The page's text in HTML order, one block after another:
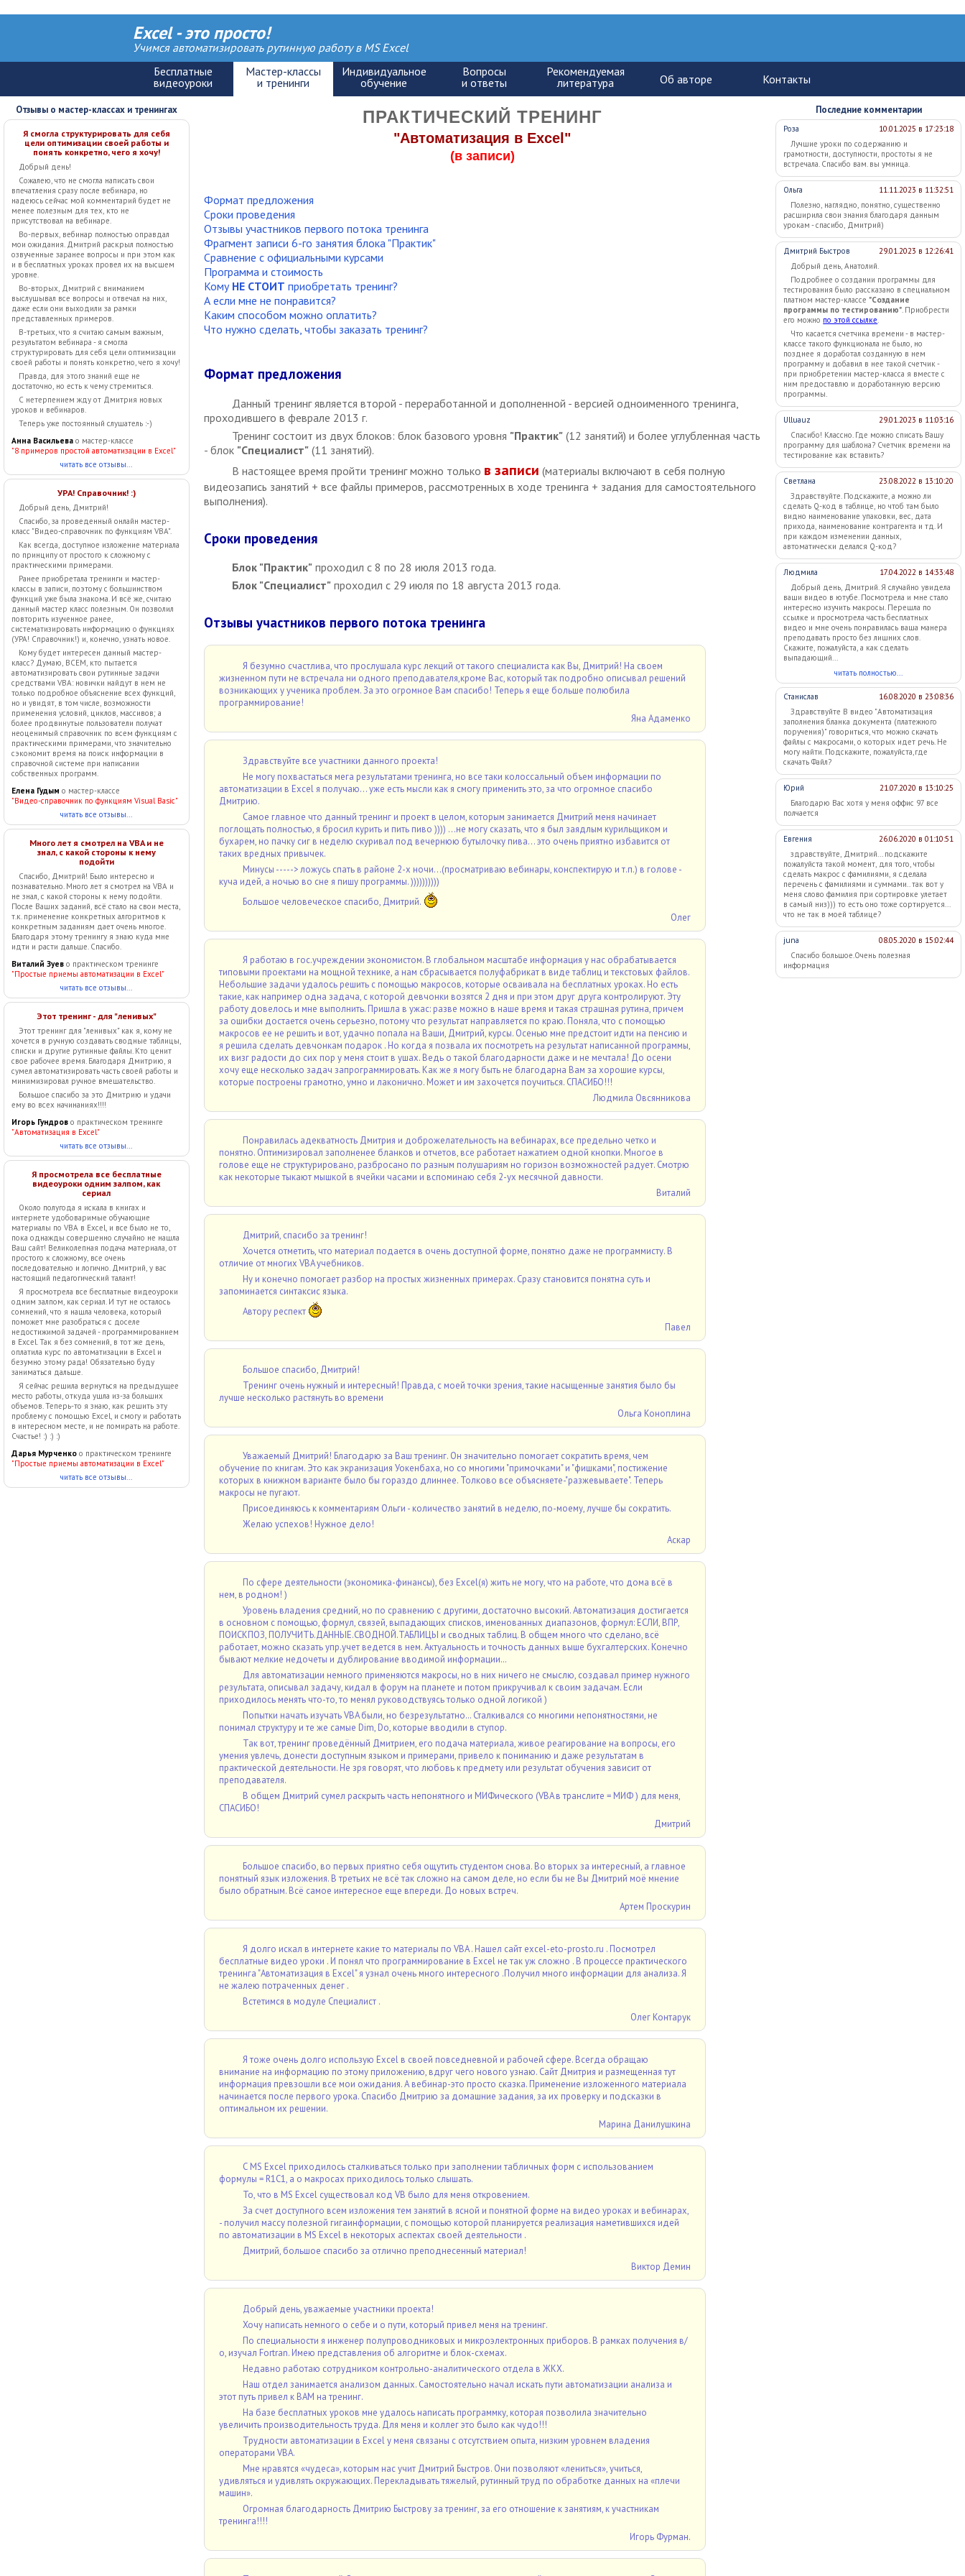
Excel - это просто!
Учимся автоматизировать рутинную работу в MS Excel
Отзывы о мастер-классах и тренингах
Я смогла структурировать для себя
цели оптимизации своей работы и
понять конкретно, чего я хочу!
Добрый день!
Сожалею, что не смогла написать свои
впечатления сразу после вебинара, но
надеюсь сейчас мой комментарий будет не
менее полезным для тех, кто не
присутствовал на вебинаре.
Во-первых, вебинар полностью оправдал
мои ожидания. Дмитрий раскрыл полностью
озвученные заранее вопросы и при этом как
и в бесплатных уроках провел их на высшем
уровне.
Во-вторых, Дмитрий с вниманием
выслушывал все вопросы и отвечал на них,
даже если они выходили за рамки
представленных примеров.
В-третьих, что я считаю самым важным,
результатом вебинара - я смогла
структурировать для себя цели оптимизации
своей работы и понять конкретно, чего я хочу!
Правда, для этого знаний еще не
достаточно, но есть к чему стремиться.
С нетерпением жду от Дмитрия новых
уроков и вебинаров.
Теперь уже постоянный слушатель :-)
Анна Васильева о мастер-классе
"8 примеров простой автоматизации в Excel"
читать все отзывы...
УРА! Справочник! :)
Добрый день, Дмитрий!
Спасибо, за проведенный онлайн мастер-
класс "Видео-справочник по функциям VBA".
Как всегда, доступное изложение материала
по принципу от простого к сложному с
практическими примерами.
Ранее приобретала тренинги и мастер-
классы в записи, поэтому с большинством
функций уже была знакома. И всё же, считаю
данный мастер класс полезным. Он позволил
повторить изученное ранее,
систематизировать информацию о функциях
(УРА! Справочник!) и, конечно, узнать новое.
Кому будет интересен данный мастер-
класс? Думаю, ВСЕМ, кто пытается
автоматизировать свои рутинные задачи
средствами VBA: новички найдут в нем не
только подробное объяснение всех функций,
но и увидят, в том числе, возможности
применения условий, циклов, массивов; а
более продвинутые пользователи получат
неоценимый справочник по всем функциям с
практическими примерами, что значительно
сэкономит время на поиск информации в
справочной системе при написании
собственных программ.
Елена Гудым о мастер-классе
"Видео-справочник по функциям Visual Basic"
читать все отзывы...
Много лет я смотрел на VBA и не
знал, с какой стороны к нему
подойти
Спасибо, Дмитрий! Было интересно и
познавательно. Много лет я смотрел на VBA и
не знал, с какой стороны к нему подойти.
После Ваших заданий, всё стало на свои места,
т.к. применение конкретных алгоритмов к
конкретным заданиям дает очень многое.
Благодаря этому тренингу я знаю куда мне
идти и расти дальше. Спасибо.
Виталий Зуев о практическом тренинге
"Простые приемы автоматизации в Excel"
читать все отзывы...
Этот тренинг - для "ленивых"
Этот тренинг для "ленивых" как я, кому не
хочется в ручную создавать сводные таблицы,
списки и другие рутинные файлы. Кто ценит
свое рабочее время. Благодаря Дмитрию, я
сумел автоматизировать часть своей работы и
минимизировал ручное вмешательство.
Большое спасибо за это Дмитрию и удачи
ему во всех начинаниях!!!!
Игорь Гундров о практическом тренинге
"Автоматизация в Excel"
читать все отзывы...
Я просмотрела все бесплатные
видеоуроки одним залпом, как
сериал
Около полугода я искала в книгах и
интернете удобоваримые обучающие
материалы по VBA в Excel, и все было не то,
пока однажды совершенно случайно не нашла
Ваш сайт! Великолепная подача материала, от
простого к сложному, все очень
последовательно и логично. Дмитрий, у вас
настоящий педагогический талант!
Я просмотрела все бесплатные видеоуроки
одним залпом, как сериал. И тут не осталось
сомнений, что я нашла человека, который
поможет мне разобраться с доселе
недостижимой задачей - программированием
в Excel. Так я без сомнений, в тот же день,
оплатила курс по автоматизации в Excel и
безумно этому рада! Обязательно буду
заниматься дальше.
Я сейчас решила вернуться на предыдущее
место работы, откуда ушла из-за больших
объемов. Теперь-то я знаю, как решить эту
проблему с помощью Excel, и смогу и работать
в интересном месте, и не помирать на работе.
Счастье! :) :) :)
Дарья Мурченко о практическом тренинге
"Простые приемы автоматизации в Excel"
читать все отзывы...
ПРАКТИЧЕСКИЙ ТРЕНИНГ
"Автоматизация в Excel"
(в записи)
Формат предложения
Сроки проведения
Отзывы участников первого потока тренинга
Фрагмент записи 6-го занятия блока "Практик"
Сравнение с официальными курсами
Программа и стоимость
Кому НЕ СТОИТ приобретать тренинг?
А если мне не понравится?
Каким способом можно оплатить?
Что нужно сделать, чтобы заказать тренинг?
Формат предложения
Данный тренинг является второй - переработанной и дополненной - версией одноименного тренинга,
проходившего в феврале 2013 г.
Тренинг состоит из двух блоков: блок базового уровня "Практик"(12 занятий) и более углубленная часть
- блок "Специалист"(11 занятий).
В настоящее время пройти тренинг можно только в записи (материалы включают в себя полную
видеозапись занятий + все файлы примеров, рассмотренных в ходе тренинга + задания для самостоятельного
выполнения).
Сроки проведения
Блок "Практик"проходил с 8 по 28 июля 2013 года.
Блок "Специалист"проходил с 29 июля по 18 августа 2013 года.
Отзывы участников первого потока тренинга
Я безумно счастлива, что прослушала курс лекций от такого специалиста как Вы, Дмитрий! На своем
жизненном пути не встречала ни одного преподавателя,кроме Вас, который так подробно описывал решений
возникающих у ученика проблем. За это огромное Вам спасибо! Теперь я еще больше полюбила
программирование!
Яна Адаменко
Здравствуйте все участники данного проекта!
Не могу похвастаться мега результатами тренинга, но все таки колоссальный объем информации по
автоматизации в Excel я получаю... уже есть мысли как я смогу применить это, за что огромное спасибо
Дмитрию.
Самое главное что данный тренинг и проект в целом, которым занимается Дмитрий меня начинает
поглощать полностью, я бросил курить и пить пиво )))) ...не могу сказать, что я был заядлым курильщиком и
бухарем, но пачку сиг в неделю скуривал под вечернюю бутылочку пива... это очень приятно избавится от
таких вредных привычек.
Минусы -----> ложусь спать в районе 2-х ночи...(просматриваю вебинары, конспектирую и т.п.) в голове -
куча идей, а ночью во сне я пишу программы. ))))))))))
Большое человеческое спасибо, Дмитрий.
Олег
Я работаю в гос.учреждении экономистом. В глобальном масштабе информация у нас обрабатывается
типовыми проектами на мощной технике, а нам сбрасывается полуфабрикат в виде таблиц и текстовых файлов.
Небольшие задачи удалось решить с помощью макросов, которые осваивала на бесплатных уроках. Но есть
такие, как например одна задача, с которой девчонки возятся 2 дня и при этом друг друга контролируют. Эту
работу довелось и мне выполнить. Пришла в ужас: разве можно в наше время и такая страшная рутина, причем
за ошибки достается очень серьезно, потому что результат направляется по краю. Поняла, что с помощью
макросов ее не решить и вот, удачно попала на Ваши, Дмитрий, курсы. Осенью мне предстоит идти на пенсию и
я решила сделать девчонкам подарок . Но когда я позвала их посмотреть на результат написанной программы,
их визг радости до сих пор у меня стоит в ушах. Ведь о такой благодарности даже и не мечтала! До осени
хочу еще несколько задач запрограммировать. Как же я могу быть не благодарна Вам за хорошие курсы,
которые построены грамотно, умно и лаконично. Может и им захочется поучиться. СПАСИБО!!!
Людмила Овсянникова
Понравилась адекватность Дмитрия и доброжелательность на вебинарах, все предельно четко и
понятно. Оптимизировал заполненее бланков и отчетов, все работает нажатием одной кнопки. Многое в
голове еще не структурировано, разбросано по разным полушариям но горизон возможностей радует. Смотрю
как некоторые тыкают мышкой в ячейки часами и вспоминаю себя 2-ух месячной давности.
Виталий
Дмитрий, спасибо за тренинг!
Хочется отметить, что материал подается в очень доступной форме, понятно даже не программисту. В
отличие от многих VBA учебников.
Ну и конечно помогает разбор на простых жизненных примерах. Сразу становится понятна суть и
запоминается синтаксис языка.
Автору респект
Павел
Большое спасибо, Дмитрий!
Тренинг очень нужный и интересный! Правда, с моей точки зрения, такие насыщенные занятия было бы
лучше несколько растянуть во времени
Ольга Коноплина
Уважаемый Дмитрий! Благодарю за Ваш тренинг. Он значительно помогает сократить время, чем
обучение по книгам. Это как экранизация Уокенбаха, но со многими "примочками" и "фишками", постижение
которых в книжном варианте было бы гораздо длиннее. Толково все объясняете-"разжевываете". Теперь
макросы не пугают.
Присоединяюсь к комментариям Ольги - количество занятий в неделю, по-моему, лучше бы сократить.
Желаю успехов! Нужное дело!
Аскар
По сфере деятельности (экономика-финансы), без Excel(я) жить не могу, что на работе, что дома всё в
нем, в родном! )
Уровень владения средний, но по сравнению с другими, достаточно высокий. Автоматизация достигается
в основном с помощью, формул, связей, выпадающих списков, именованных диапазонов, формул: ЕСЛИ, ВПР,
ПОИСКПОЗ, ПОЛУЧИТЬ.ДАННЫЕ.СВОДНОЙ.ТАБЛИЦЫ и сводных таблиц. В общем много что сделано, всё
работает, можно сказать упр.учет ведется в нем. Актуальность и точность данных выше бухгалтерских. Конечно
бывают мелкие недочеты и дублирование вводимой информации…
Для автоматизации немного применяются макросы, но в них ничего не смыслю, создавал пример нужного
результата, описывал задачу, кидал в форум на планете и потом прикручивал к своим задачам. Если
приходилось менять что-то, то менял руководствуясь только одной логикой )
Попытки начать изучать VBA были, но безрезультатно… Сталкивался со многими непонятностями, не
понимал структуру и те же самые Dim, Do, которые вводили в ступор.
Так вот, тренинг проведённый Дмитрием, его подача материала, живое реагирование на вопросы, его
умения увлечь, донести доступным языком и примерами, привело к пониманию и даже результатам в
практической деятельности. Не зря говорят, что любовь к предмету или результат обучения зависит от
преподавателя.
В общем Дмитрий сумел раскрыть часть непонятного и МИФического (VBA в транслите = МИФ ) для меня,
СПАСИБО!
Дмитрий
Большое спасибо, во первых приятно себя ощутить студентом снова. Во вторых за интересный, а главное
понятный язык изложения. В третьих не всё так сложно на самом деле, но если бы не Вы Дмитрий моё мнение
было обратным. Всё самое интересное еще впереди. До новых встреч.
Артем Проскурин
Я долго искал в интернете какие то материалы по VBA . Нашел сайт excel-eto-prosto.ru . Посмотрел
бесплатные видео уроки . И понял что программирование в Exсеl не так уж сложно . В процессе практического
тренинга "Автоматизация в Excel" я узнал очень много интересного .Получил много информации для анализа. Я
не жалею потраченных денег .
Встетимся в модуле Специалист .
Олег Контарук
Я тоже очень долго использую Excel в своей повседневной и рабочей сфере. Всегда обращаю
внимание на информацию по этому приложению, вдруг чего нового узнаю. Сайт Дмитрия и размещенная тут
информация превзошли все мои ожидания. А вебинар-это просто сказка. Применение изложенного материала
начинается после первого урока. Спасибо Дмитрию за домашние задания, за их проверку и подсказки в
оптимальном их решении.
Марина Данилушкина
С MS Excel приходилось сталкиваться только при заполнении табличных форм с использованием
формулы = R1C1, а о макросах приходилось только слышать.
То, что в MS Excel существовал код VB было для меня откровением.
За счет доступного всем изложения тем занятий в ясной и понятной форме на видео уроках и вебинарах,
- получил массу полезной гигаинформации, с помощью которой планируется реализация наметившихся идей
по автоматизации в MS Excel в некоторых аспектах своей деятельности .
Дмитрий, большое спасибо за отлично преподнесенный материал!
Виктор Демин
Добрый день, уважаемые участники проекта!
Хочу написать немного о себе и о пути, который привел меня на тренинг.
По специальности я инженер полупроводниковых и микроэлектронных приборов. В рамках получения в/
о, изучал Fortran. Имею представления об алгоритме и блок-схемах.
Недавно работаю сотрудником контрольно-аналитического отдела в ЖКХ.
Наш отдел занимается анализом данных. Самостоятельно начал искать пути автоматизации анализа и
этот путь привел к ВАМ на тренинг.
На базе бесплатных уроков мне удалось написать программку, которая позволила значительно
увеличить производительность труда. Для меня и коллег это было как чудо!!!
Трудности автоматизации в Excel у меня связаны с отсутствием опыта, низким уровнем владения
операторами VBA.
Мне нравятся «чудеса», которым нас учит Дмитрий Быстров. Они позволяют «лениться», учиться,
удивляться и удивлять окружающих. Перекладывать тяжелый, рутинный труд по обработке данных на «плечи
машин».
Огромная благодарность Дмитрию Быстрову за тренинг, за его отношение к занятиям, к участникам
тренинга!!!!
Игорь Фурман.
Последние комментарии
Роза
10.01.2025 в 17:23:18
Лучшие уроки по содержанию и
грамотности, доступности, простоты я не
встречала. Спасибо вам. вы умница.
Ольга
11.11.2023 в 11:32:51
Полезно, наглядно, понятно, существенно
расширила свои знания благодаря данным
урокам - спасибо, Дмитрий)
Дмитрий Быстров
29.01.2023 в 12:26:41
Добрый день, Анатолий.
Подробнее о создании программы для
тестирования было рассказано в специальном
платном мастер-классе "Создание
программы по тестированию". Приобрести
его можно по этой ссылке.
Что касается счетчика времени - в мастер-
классе такого функционала не было, но
позднее я доработал созданную в нем
программу и добавил в нее такой счетчик -
при приобретении мастер-класса я вместе с
ним предоставлю и доработанную версию
программы.
Ulluauz
29.01.2023 в 11:03:16
Спасибо! Классно. Где можно списать Вашу
программу для шаблона? Счетчик времени на
тестирование как вставить?
Светлана
23.08.2022 в 13:10:20
Здравствуйте. Подскажите, а можно ли
сделать Q-код в таблице, но чтоб там было
видно наименование упаковки, вес, дата
прихода, наименование контрагента и тд. И
при каждом изменении данных,
автоматически делался Q-код?
Людмила
17.04.2022 в 14:33:48
Добрый день, Дмитрий. Я случайно увидела
ваши видео в ютубе. Посмотрела и мне стало
интересно изучить макросы. Перешла по
ссылке и просмотрела часть бесплатных
видео и мне очень понравилась ваша манера
преподавать просто без лишних слов.
Скажите, пожалуйста, а как сделать
выпадающий...
читать полностью...
Станислав
16.08.2020 в 23:08:36
Здравствуйте В видео "Автоматизация
заполнения бланка документа (платежного
поручения)" говориться, что можно скачать
файлы с макросами, о которых идет речь. Не
могу найти. Подскажите, пожалуйста,где
скачать Файл?
Юрий
21.07.2020 в 13:10:25
Благодарю Вас хотя у меня оффис 97 все
полчается
Евгения
26.06.2020 в 01:10:51
здравствуйте, Дмитрий... подскажите
пожалуйста такой момент, для того, чтобы
сделать макрос с фамилиями, я сделала
перечень с фамилиями и суммами.. так вот у
меня слово фамилия при сортировке улетает
в самый низ))) то есть оно тоже сортируется...
что не так в моей таблице?
juna
08.05.2020 в 15:02:44
Спасибо большое.Очень полезная
информация